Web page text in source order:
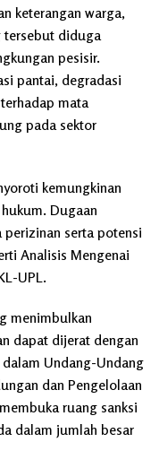
keterangan warga,
tersebut diduga
pesisir.
pantai, degradasi
mata
pada sektor
kemungkinan
Dugaan
serta potensi
Analisis Mengenai
UPL.
menimbulkan
dapat dijerat dengan
Undang-Undang
dan Pengelolaan
ruang sanksi
dalam jumlah besar